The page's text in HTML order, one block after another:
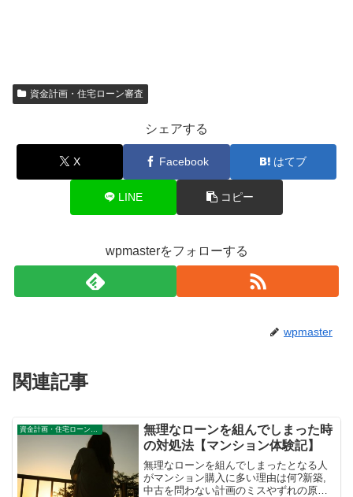
資金計画・住宅ローン審査
シェアする
X Facebook はてブ
LINE コピー
wpmasterをフォローする
wpmaster
関連記事
資金計画・住宅ローン審査
無理なローンを組んでしまった時
の対処法【マンション体験記】
無理なローンを組んでしまったとなる人
がマンション購入に多い理由は何?新築,
中古を問わない計画のミスやずれの原因